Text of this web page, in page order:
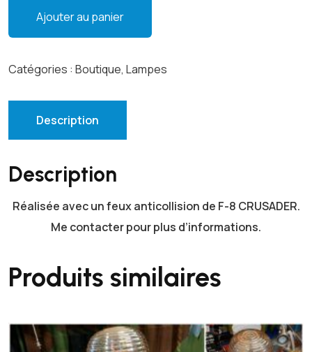
i
é
a
p
a
Ajouter au panier
Catégories : Boutique, Lampes
Description
Description
Réalisée avec un feux anticollision de F-8 CRUSADER.
Me contacter pour plus d’informations.
Produits similaires